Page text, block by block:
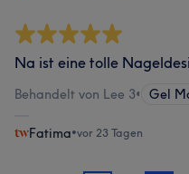
Na ist eine tolle
Behandelt von Lee 3• Gel
Fatima•vor 23 Tagen